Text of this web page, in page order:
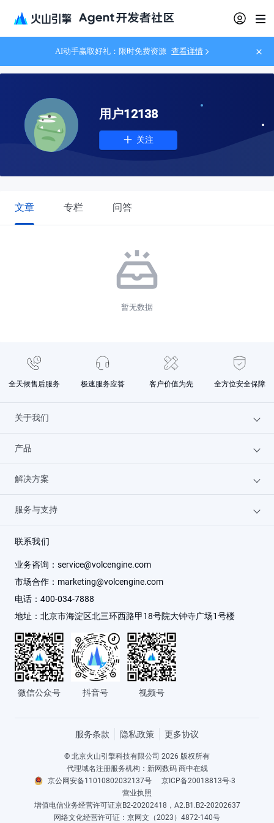
AI动手赢取好礼：限时免费资源 查看详情
用户12138
关注
文章 专栏 问答
暂无数据
全天候售后服务 极速服务应答 客户价值为先 全方位安全保障
关于我们
为什么选火山
文档中心
联系我们
人才招聘
云信任中心
友情链接
产品
云服务器
GPU云服务器
机器学习平台
客户数据平台 VeCDP
飞连
视频直播
全部产品
解决方案
汽车行业
金融行业
文娱行业
医疗健康行业
传媒行业
智慧文旅
大消费
服务与支持
备案服务
服务咨询
建议与反馈
廉洁舞弊举报
举报平台
联系我们
业务咨询： service@volcengine.com
市场合作： marketing@volcengine.com
电话： 400-034-7888
地址： 北京市海淀区北三环西路甲18号院大钟寺广场1号楼
微信公众号 抖音号 视频号
服务条款 隐私政策 更多协议
© 北京火山引擎科技有限公司 2026 版权所有
代理域名注册服务机构：新网数码 商中在线
京公网安备11010802032137号
京ICP备20018813号-3
营业执照
增值电信业务经营许可证京B2-20202418，A2.B1.B2-20202637
网络文化经营许可证：京网文（2023）4872-140号